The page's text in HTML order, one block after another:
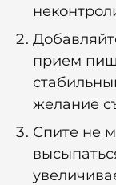
прием
желание
Спите не